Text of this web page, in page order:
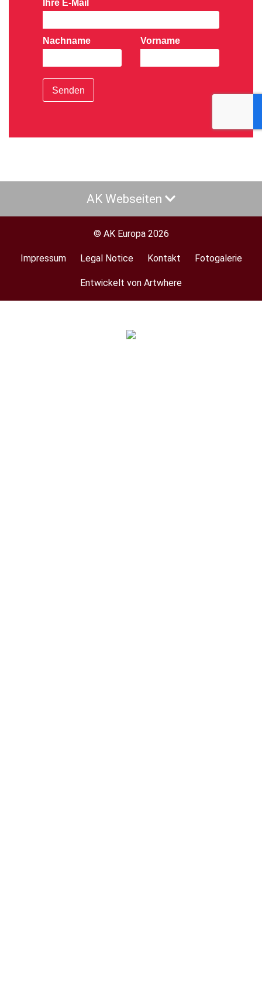
Ihre E-Mail
Nachname Vorname
Senden
AK Webseiten
© AK Europa 2026
Footer
Impressum Legal Notice Kontakt Fotogalerie
Entwickelt von Artwhere